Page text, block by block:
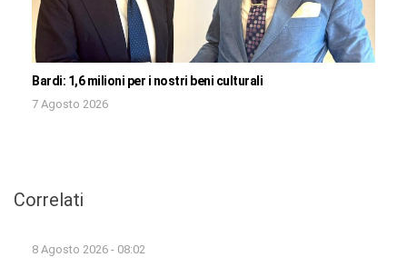
Bardi: 1,6 milioni per i nostri beni culturali
7 Agosto 2026
Correlati
8 Agosto 2026 - 08:02